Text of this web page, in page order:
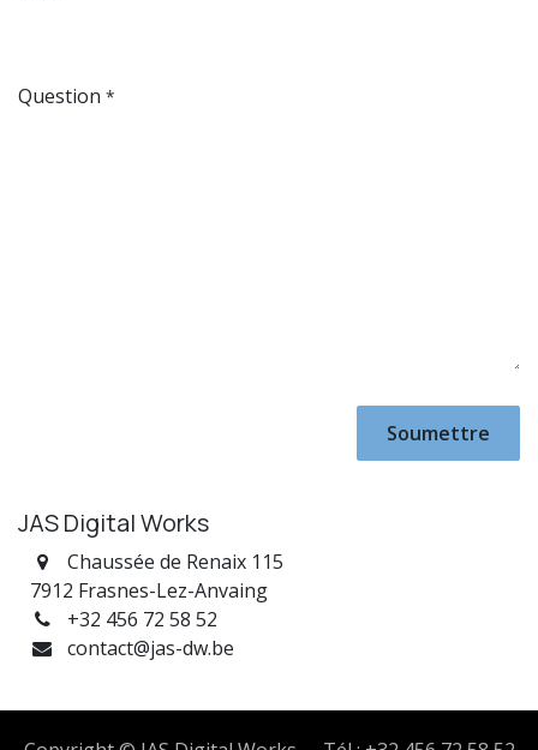
Question *
Soumettre
JAS Digital Works
Chaussée de Renaix 115
7912 Frasnes-Lez-Anvaing
+32 456 72 58 52
contact@jas-dw.be